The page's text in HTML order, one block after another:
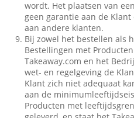
wordt. Het plaatsen van
geen garantie aan de
aan andere klanten.
Bij zowel het bestellen als
Bestellingen met
Takeaway.com en het
wet- en regelgeving de
Klant zich niet adequaat
aan de
Producten met